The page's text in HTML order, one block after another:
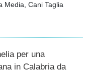
Media, Cani Taglia
per una
in Calabria da